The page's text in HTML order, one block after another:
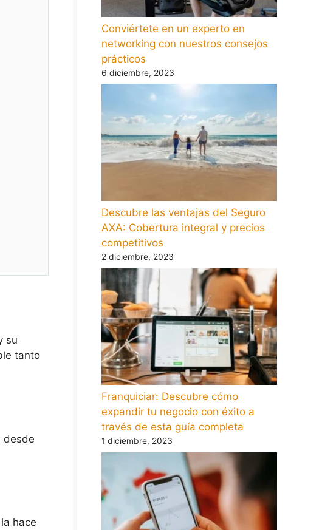
su
tanto
desde
hace
Conviértete en un experto en
networking con nuestros consejos
prácticos
6 diciembre, 2023
Descubre las ventajas del Seguro
AXA: Cobertura integral y precios
competitivos
2 diciembre, 2023
Franquiciar: Descubre cómo
expandir tu negocio con éxito a
través de esta guía completa
1 diciembre, 2023